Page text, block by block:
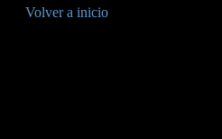
Volver a inicio